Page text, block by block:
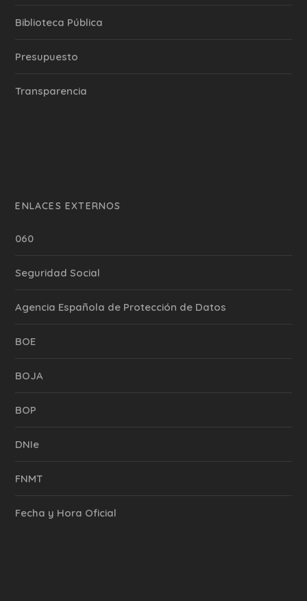
Biblioteca Pública
Presupuesto
Transparencia
ENLACES EXTERNOS
060
Seguridad Social
Agencia Española de Protección de Datos
BOE
BOJA
BOP
DNIe
FNMT
Fecha y Hora Oficial